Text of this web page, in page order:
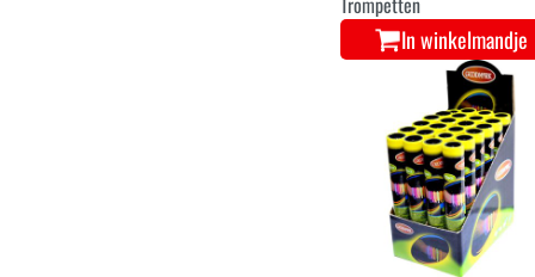
Zilveren Gelukkig
Nieuwjaar Klinkende
Trompetten
In winkelmandje